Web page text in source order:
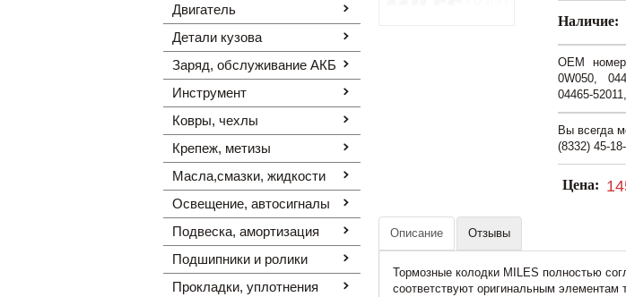
Двигатель
Детали кузова
Заряд, обслуживание АКБ
Инструмент
Ковры, чехлы
Крепеж, метизы
Масла,смазки, жидкости
Освещение, автоcигналы
Подвеска, амортизация
Подшипники и ролики
Прокладки, уплотнения
Наличие:
OEM
0W050,
04465-
Вы всегда
(8332) 45-
Цена:
Описание Отзывы
Тормозные колодки MILES полностью
соответствуют оригинальным